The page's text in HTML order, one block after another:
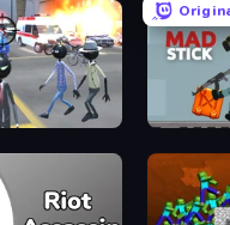
Amazing Crime Strange Stickman Mad Stick